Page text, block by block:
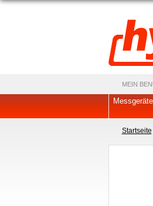
MEIN
Messgeräte
Startseite